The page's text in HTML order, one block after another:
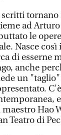
tornano
ad
le
Nasce
di esserne
anche
un
maestro Hao
Teatro di